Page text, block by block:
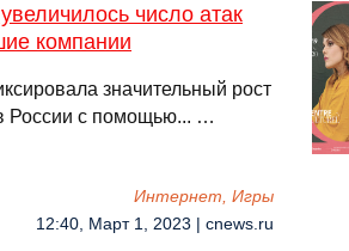
число атак
компании
значительный рост
России с помощью... …
Интернет, Игры
12:40, Март 1, 2023 | cnews.ru